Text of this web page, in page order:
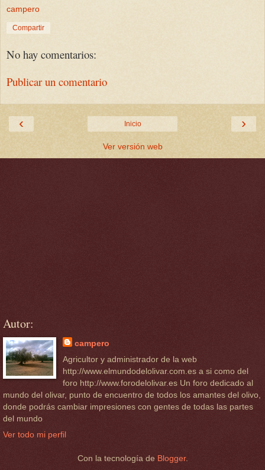
campero
Compartir
No hay comentarios:
Publicar un comentario
‹ ›
Inicio
Ver versión web
Autor:
campero
Agricultor y administrador de la web
http://www.elmundodelolivar.com.es a si como del
foro http://www.forodelolivar.es Un foro dedicado al
mundo del olivar, punto de encuentro de todos los amantes del olivo,
donde podrás cambiar impresiones con gentes de todas las partes
del mundo
Ver todo mi perfil
Con la tecnología de Blogger.